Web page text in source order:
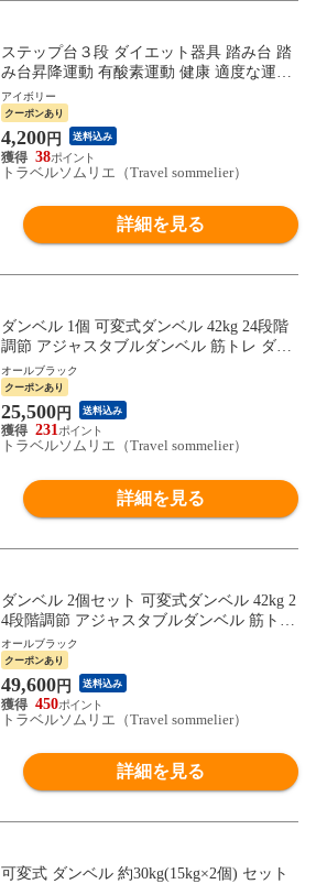
ステップ台３段 ダイエット器具 踏み台 踏
み台昇降運動 有酸素運動 健康 適度な運動
エクササイズ フィットネス 室内運動器具
コンパクト 送料無料 ※北海道、沖縄県、
離島を除く 【ロジ発送】アイボリー トラ
ベルソムリエ w-tre5
アイボリー
クーポンあり
4,200円 送料込み
38
トラベルソムリエ（Travel sommelier）
詳細を見る
ダンベル 1個 可変式ダンベル 42kg 24段階
調節 アジャスタブルダンベル 筋トレ ダイ
エット 筋力トレーニング 体力アップ 送料
無料 ※北海道、沖縄県、離島を除く 【ロ
ジ発送】オールブラック トラベルソムリエ
w-tre5
オールブラック
クーポンあり
25,500円 送料込み
231
トラベルソムリエ（Travel sommelier）
詳細を見る
ダンベル 2個セット 可変式ダンベル 42kg 2
4段階調節 アジャスタブルダンベル 筋トレ
ダイエット 筋力トレーニング 体力アップ
送料無料 ※北海道、沖縄県、離島を除く
【ロジ発送】オールブラック トラベルソム
リエ w-tre5
オールブラック
クーポンあり
49,600円 送料込み
450
トラベルソムリエ（Travel sommelier）
詳細を見る
可変式 ダンベル 約30kg(15kg×2個) セット